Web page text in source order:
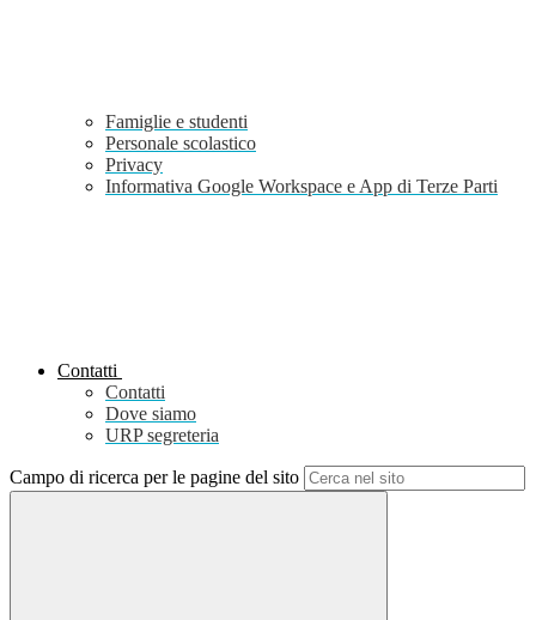
Famiglie e studenti
Personale scolastico
Privacy
Informativa Google Workspace e App di Terze Parti
Contatti
Contatti
Dove siamo
URP segreteria
Campo di ricerca per le pagine del sito